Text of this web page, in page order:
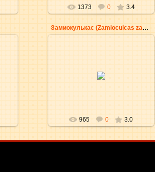
1373 0 3.4
Замиокулькас (Zamioculcas zamiifolia)
965 0 3.0